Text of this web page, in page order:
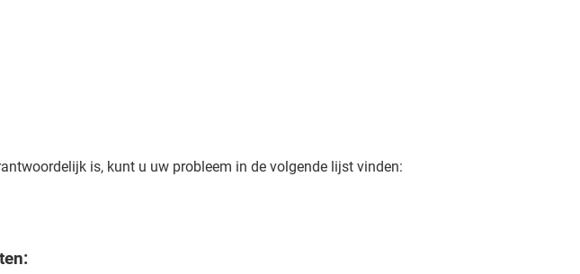
is, kunt u uw probleem in de volgende lijst vinden: